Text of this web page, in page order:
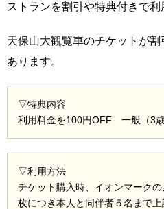
ストランを割引や特典付きで利
天保山大観覧車のチケットが
あります。
▽特典内容
利用料金を100円OFF 一般（3
▽利用方法
チケット購入時、イオンマーク
枚につき本人と同伴者５名まで